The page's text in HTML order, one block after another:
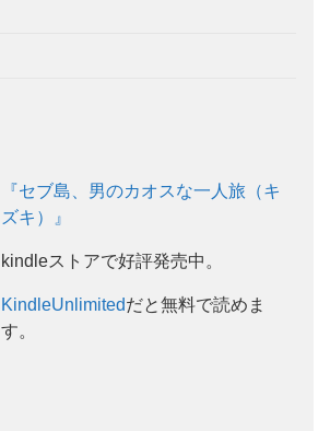
『セブ島、男のカオスな一人旅（キ
ズキ）』
kindleストアで好評発売中。
KindleUnlimitedだと無料で読めま
す。